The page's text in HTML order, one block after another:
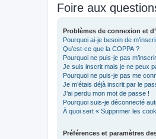
Foire aux
Problèmes de connexion et
Pourquoi ai-je besoin de
Qu’est-ce que la COPPA ?
Pourquoi ne puis-je pas
Je suis inscrit mais je ne peux
Pourquoi ne puis-je pas me
Je m’étais déjà inscrit par le
J’ai perdu mon mot de passe !
Pourquoi suis-je déconnecté
À quoi sert « Supprimer les
Préférences et paramètres